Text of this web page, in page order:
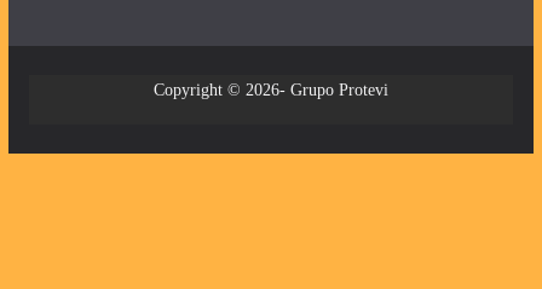
Copyright © 2026- Grupo Protevi